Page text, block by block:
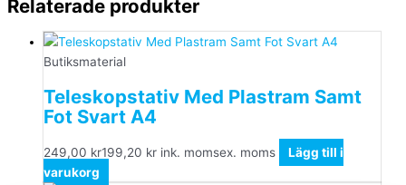
Relaterade produkter
Butiksmaterial
Teleskopstativ Med Plastram Samt
Fot Svart A4
249,00 kr199,20 kr ink. momsex. moms
Lägg till i
varukorg